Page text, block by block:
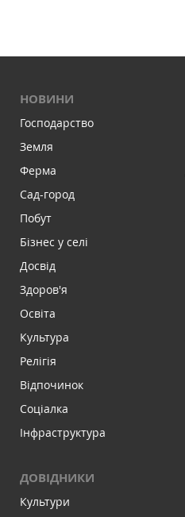
НОВИНИ
Господарство
Земля
Ферма
Сад-город
Побут
Бізнес у селі
Досвід
Здоров'я
Освіта
Культура
Релігія
Відпочинок
Соціалка
Інфраструктура
ДОВІДНИКИ
Культури